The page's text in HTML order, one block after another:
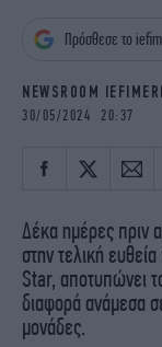
OSCARSΠρόσθεσε το
NEWSROOM
30/05/2024 20:37
Δέκα ημέρες πριν
στην τελική
Star, αποτυπώνει
διαφορά ανάμεσα
μονάδες.